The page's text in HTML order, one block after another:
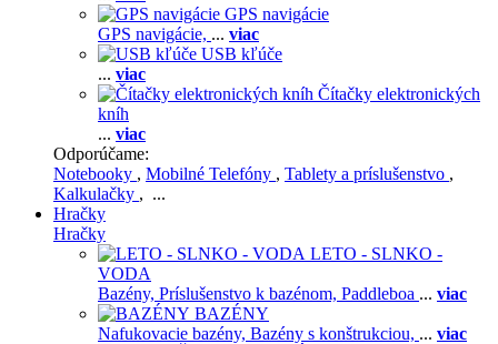
GPS navigácie
GPS navigácie, ... viac
USB kľúče
... viac
Čítačky elektronických
kníh
... viac
Odporúčame:
Notebooky , Mobilné Telefóny , Tablety a príslušenstvo ,
Kalkulačky , ...
Hračky
Hračky
LETO - SLNKO -
VODA
Bazény, Príslušenstvo k bazénom, Paddleboa ... viac
BAZÉNY
Nafukovacie bazény, Bazény s konštrukciou, ... viac